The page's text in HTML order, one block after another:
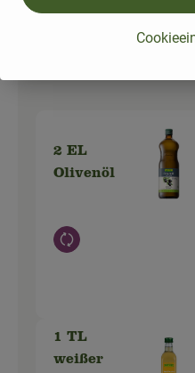
2 EL
Olivenöl
Auswahl ändern
1 TL
weißer